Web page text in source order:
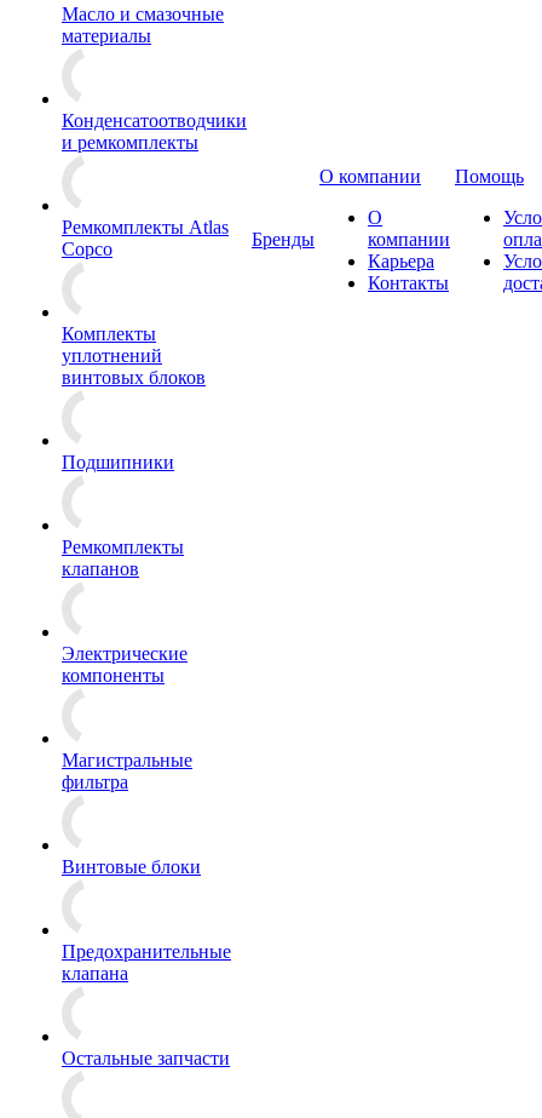
Масло и смазочные
материалы
Конденсатоотводчики
и ремкомплекты
Ремкомплекты Atlas
Copco
Комплекты
уплотнений
винтовых блоков
Подшипники
Ремкомплекты
клапанов
Электрические
компоненты
Магистральные
фильтра
Винтовые блоки
Предохранительные
клапана
Остальные запчасти
Бренды
О компании
О
компании
Карьера
Контакты
Помощь